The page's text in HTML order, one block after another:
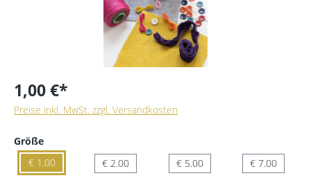
1,00 €*
Preise inkl. MwSt. zzgl. Versandkosten
Größe
€ 1.00
€ 2.00 € 5.00 € 7.00